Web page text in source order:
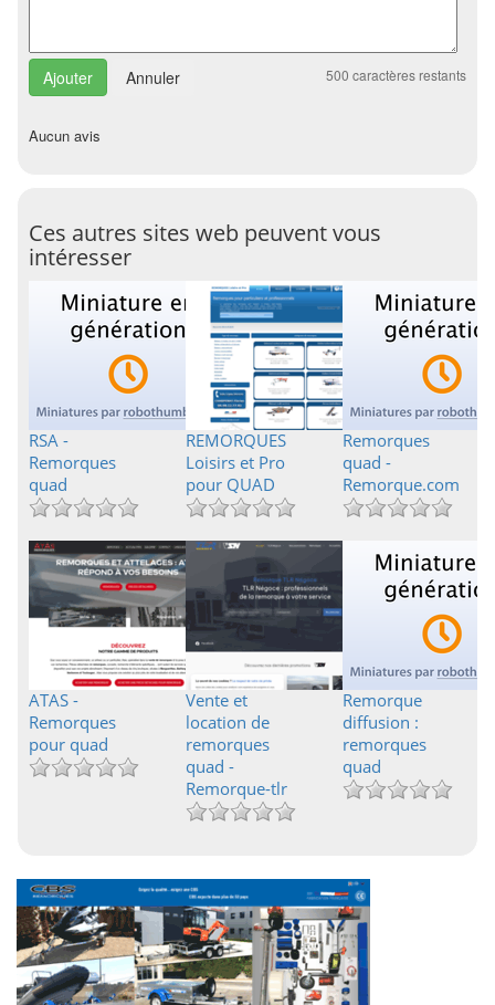
Annuler 500 caractères restants
Aucun avis
Ces autres sites web peuvent vous
intéresser
RSA -
Remorques
quad
REMORQUES
Loisirs et Pro
pour QUAD
Remorques
quad -
Remorque.com
ATAS -
Remorques
pour quad
Vente et
location de
remorques
quad -
Remorque-tlr
Remorque
diffusion :
remorques
quad